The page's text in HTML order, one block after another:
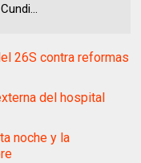
26S contra reformas
del hospital
noche y la